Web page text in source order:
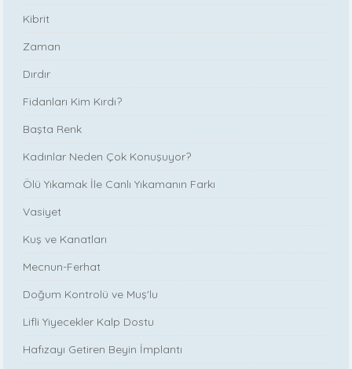
Kibrit
Zaman
Dırdır
Fidanları Kim Kırdı?
Başta Renk
Kadınlar Neden Çok Konuşuyor?
Ölü Yıkamak İle Canlı Yıkamanın Farkı
Vasiyet
Kuş ve Kanatları
Mecnun-Ferhat
Doğum Kontrolü ve Muş'lu
Lifli Yiyecekler Kalp Dostu
Hafızayı Getiren Beyin İmplantı